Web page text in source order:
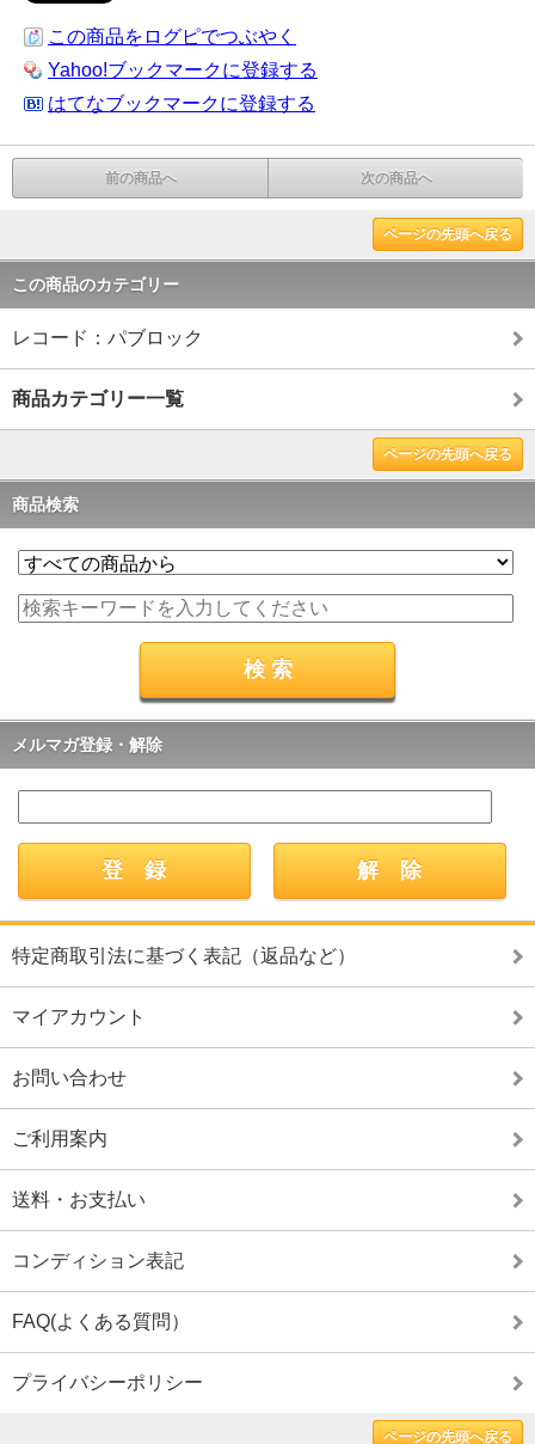
この商品をログピでつぶやく
Yahoo!ブックマークに登録する
はてなブックマークに登録する
前の商品へ 次の商品へ
ページの先頭へ戻る
この商品のカテゴリー
レコード：パブロック
商品カテゴリー一覧
ページの先頭へ戻る
商品検索
メルマガ登録・解除
特定商取引法に基づく表記（返品など）
マイアカウント
お問い合わせ
ご利用案内
送料・お支払い
コンディション表記
FAQ(よくある質問）
プライバシーポリシー
ページの先頭へ戻る